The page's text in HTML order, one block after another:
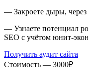
— Закроете дыры, через
— Узнаете потенциал
SEO с учётом юнит-
Получить аудит сайта
Стоимость — 3000₽